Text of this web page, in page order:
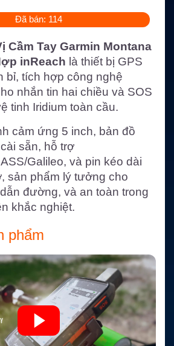
Đã bán: 114
Cầm Tay Garmin Montana
inReach là thiết bị GPS
bỉ, tích hợp công nghệ
nhắn tin hai chiều và SOS
tinh Iridium toàn cầu.
cảm ứng 5 inch, bản đồ
sẵn, hỗ trợ
Galileo, và pin kéo dài
sản phẩm lý tưởng cho
đường, và an toàn trong
khắc nghiệt.
phẩm